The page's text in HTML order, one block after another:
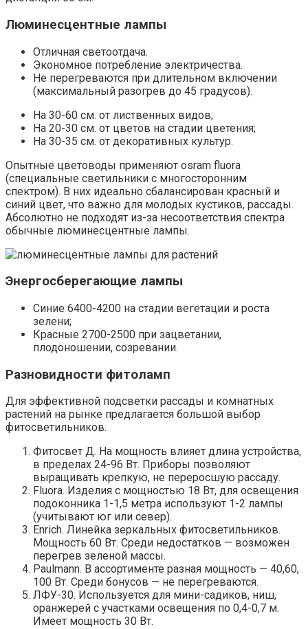
Люминесцентные лампы
Отличная светоотдача.
Экономное потребление электричества.
Не перегреваются при длительном включении
(максимальный разогрев до 45 градусов).
На 30-60 см. от лиственных видов;
На 20-30 см. от цветов на стадии цветения;
На 30-35 см. от декоративных культур.
Опытные цветоводы применяют osram fluora
(специальные светильники с многосторонним
спектром). В них идеально сбалансирован красный и
синий цвет, что важно для молодых кустиков, рассады.
Абсолютно не подходят из-за несоответствия спектра
обычные люминесцентные лампы.
Энергосберегающие лампы
Синие 6400-4200 на стадии вегетации и роста
зелени;
Красные 2700-2500 при зацветании,
плодоношении, созревании.
Разновидности фитоламп
Для эффективной подсветки рассады и комнатных
растений на рынке предлагается большой выбор
фитосветильников.
Фитосвет Д. На мощность влияет длина устройства,
в пределах 24-96 Вт. Приборы позволяют
выращивать крепкую, не переросшую рассаду.
Fluora. Изделия с мощностью 18 Вт, для освещения
подоконника 1-1,5 метра используют 1-2 лампы
(учитывают юг или север).
Enrich. Линейка зеркальных фитосветильников.
Мощность 60 Вт. Среди недостатков — возможен
перегрев зеленой массы.
Paulmann. В ассортименте разная мощность — 40,60,
100 Вт. Среди бонусов — не перегреваются.
ЛФУ-30. Используется для мини-садиков, ниш,
оранжерей с участками освещения по 0,4-0,7 м.
Имеет мощность 30 Вт.